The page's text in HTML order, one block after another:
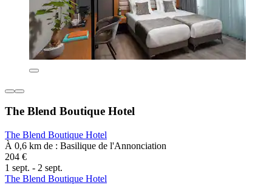
The Blend Boutique Hotel
The Blend Boutique Hotel
À 0,6 km de : Basilique de l'Annonciation
204 €
1 sept. - 2 sept.
The Blend Boutique Hotel